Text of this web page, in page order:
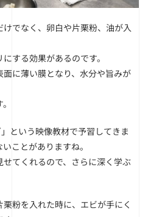
でなく、卵白や片栗粉、油が入
する効果があるのです。
に薄い膜となり、水分や旨みが
という映像教材で予習してきま
ことがありますね。
てくれるので、さらに深く学ぶ
粉を入れた時に、エビが手にく